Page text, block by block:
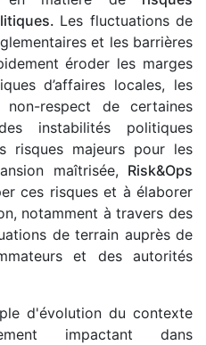
Les fluctuations de
et les barrières
éroder les marges
d’affaires locales, les
respect de certaines
instabilités politiques
risques majeurs pour les
maîtrisée, Risk&Ops
ces risques et à élaborer
notamment à travers des
de terrain auprès de
et des autorités
d'évolution du contexte
impactant dans